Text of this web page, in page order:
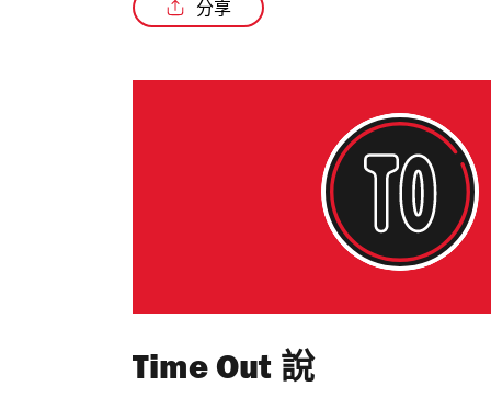
分享
Time Out 說